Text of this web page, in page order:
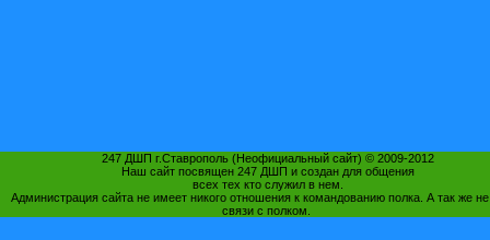
247 ДШП г.Ставрополь (Неофициальный сайт) © 2009-2012
Наш сайт посвящен 247 ДШП и создан для общения
всех тех кто служил в нем.
Администрация сайта не имеет никого отношения к командованию полка. А так же
связи с полком.